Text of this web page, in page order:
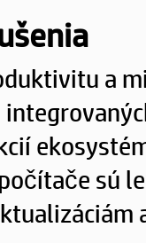
a
sú